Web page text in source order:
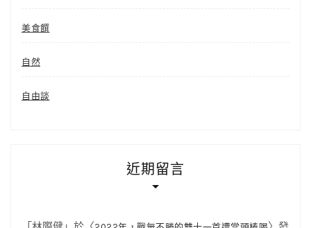
美食饌
自然
自由談
近期留言